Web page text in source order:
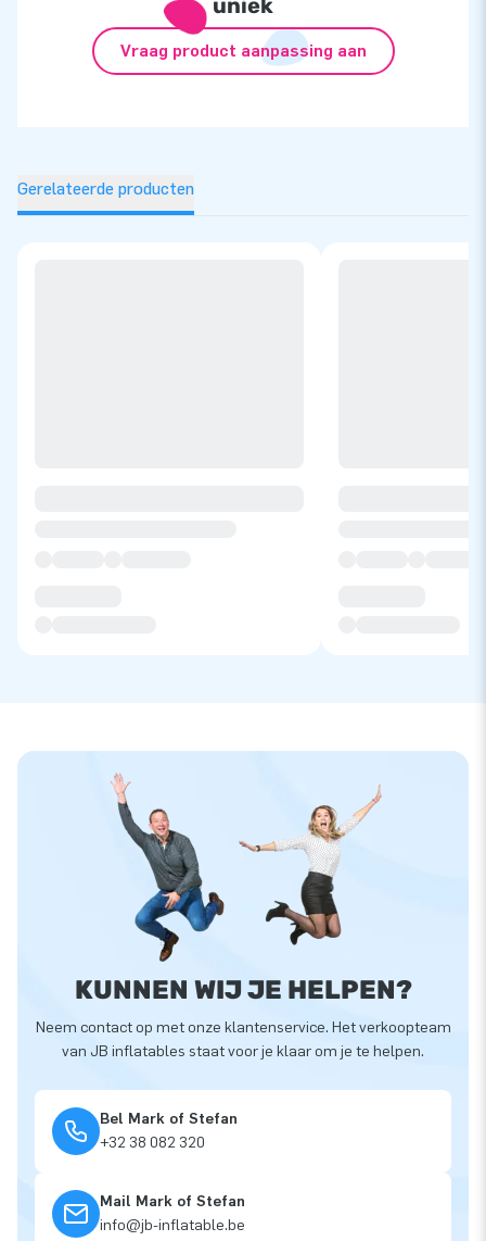
Vraag product aanpassing aan
Gerelateerde producten
KUNNEN WIJ JE HELPEN?
Neem contact op met onze klantenservice. Het verkoopteam
van JB inflatables staat voor je klaar om je te helpen.
Bel Mark of Stefan
+32 38 082 320
Mail Mark of Stefan
info@jb-inflatable.be